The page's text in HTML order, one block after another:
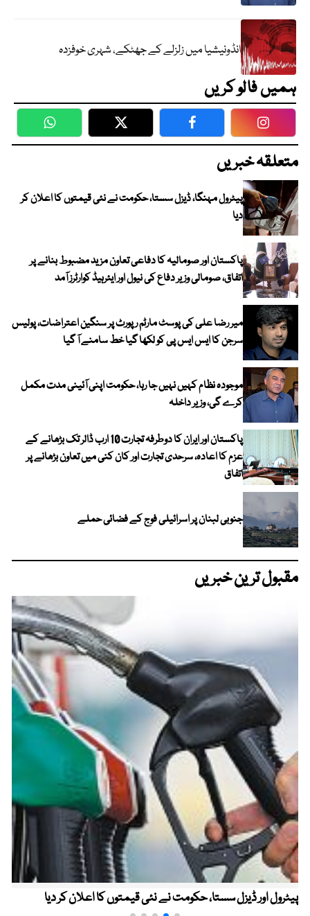
انڈونیشیا میں زلزلے کے جھٹکے، شہری خوفزدہ
ہمیں فالو کریں
WhatsApp Twitter Facebook
متعلقہ خبریں
پیٹرول مہنگا، ڈیزل سستا، حکومت نے نئی قیمتوں کا اعلان کر
دیا
پاکستان اور صومالیہ کا دفاعی تعاون مزید مضبوط بنانے پر
اتفاق، صومالی وزیر دفاع کی نیول اور ایئرہیڈ کوارٹرز آمد
میر رضا علی کی پوسٹ مارٹم رپورٹ پر سنگین اعتراضات، پولیس
سرجن کا ایس ایس پی کو لکھا گیا خط سامنے آ گیا
موجودہ نظام کہیں نہیں جا رہا، حکومت اپنی آئینی مدت مکمل
کرے گی، وزیر داخلہ
پاکستان اور ایران کا دوطرفہ تجارت 10 ارب ڈالر تک بڑھانے کے
عزم کا اعادہ، سرحدی تجارت اور کان کنی میں تعاون بڑھانے پر
اتفاق
جنوبی لبنان پر اسرائیلی فوج کے فضائی حملے
مقبول ترین خبریں
پیٹرول اور ڈیزل سستا، حکومت نے نئی قیمتوں کا اعلان کر دیا